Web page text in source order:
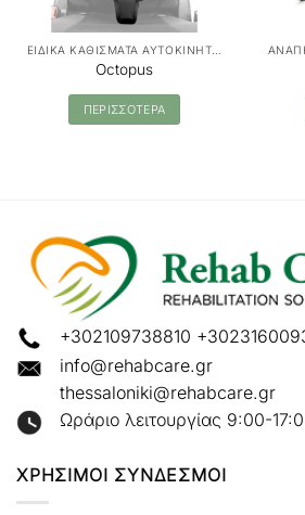
Octopus
ΠΕΡΙΣΣΟΤΕΡΑ
+302109738810
info@rehabcare.gr
thessaloniki@rehabcare.gr
Ωράριο λειτουργίας 9:00-
ΧΡΗΣΙΜΟΙ ΣΥΝΔΕΣΜΟΙ